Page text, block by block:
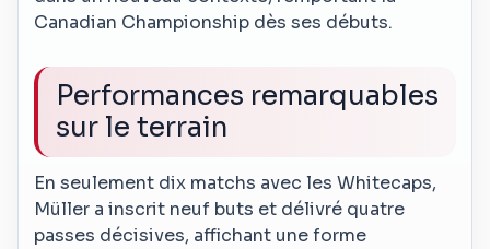
Canadian Championship dès ses débuts.
Performances remarquables
sur le terrain
En seulement dix matchs avec les Whitecaps,
Müller a inscrit neuf buts et délivré quatre
passes décisives, affichant une forme